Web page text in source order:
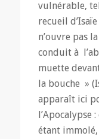
vulnérable,
recueil
n’ouvre pas
conduit à
muette
la bouche »
apparaît ici
l’Apocalypse
étant immolé,